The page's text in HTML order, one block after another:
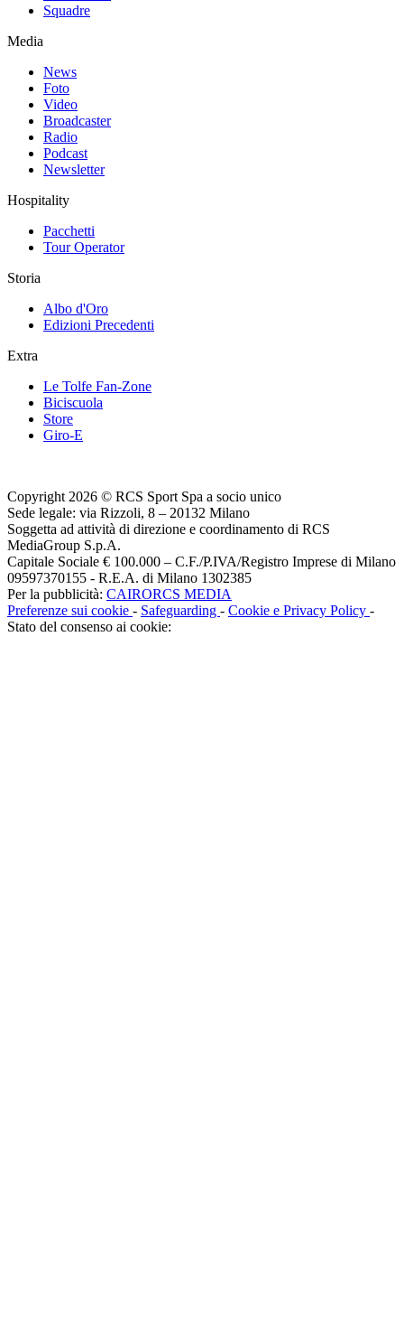
Squadre
Media
News
Foto
Video
Broadcaster
Radio
Podcast
Newsletter
Hospitality
Pacchetti
Tour Operator
Storia
Albo d'Oro
Edizioni Precedenti
Extra
Le Tolfe Fan-Zone
Biciscuola
Store
Giro-E
Copyright 2026 © RCS Sport Spa a socio unico
Sede legale: via Rizzoli, 8 – 20132 Milano
Soggetta ad attività di direzione e coordinamento di RCS
MediaGroup S.p.A.
Capitale Sociale € 100.000 – C.F./P.IVA/Registro Imprese di Milano
09597370155 - R.E.A. di Milano 1302385
Per la pubblicità: CAIRORCS MEDIA
Preferenze sui cookie - Safeguarding - Cookie e Privacy Policy -
Stato del consenso ai cookie: